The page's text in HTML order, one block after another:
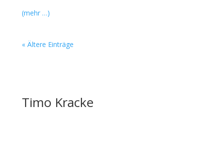
(mehr …)
« Ältere Einträge
Timo Kracke